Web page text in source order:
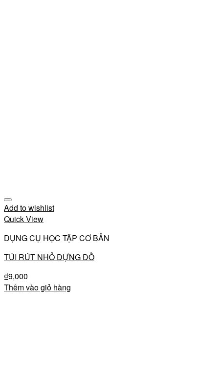
Add to wishlist
Quick View
DỤNG CỤ HỌC TẬP CƠ BẢN
TÚI RÚT NHỎ ĐỰNG ĐỒ
₫9,000
Thêm vào giỏ hàng